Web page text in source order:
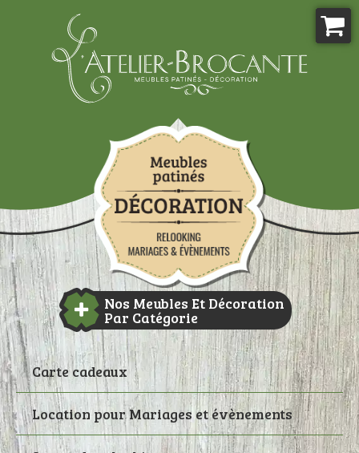
Nos Meubles Et Décoration
Par Catégorie
Carte cadeaux
Location pour Mariages et évènements